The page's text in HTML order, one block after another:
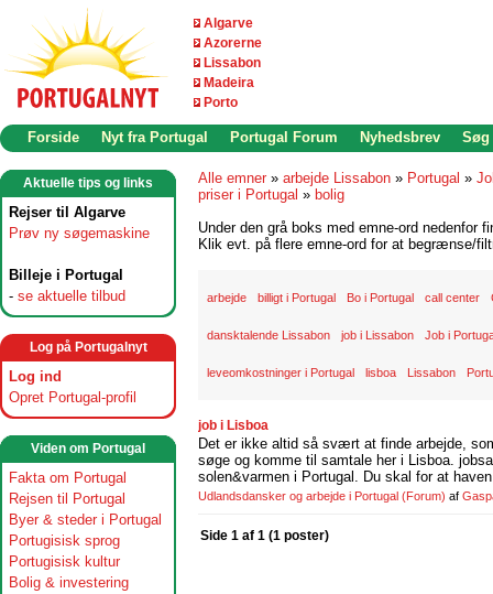
Algarve
Azorerne
Lissabon
Madeira
Porto
Forside Nyt fra Portugal Portugal Forum Nyhedsbrev Søg
Aktuelle tips og links
Rejser til Algarve
Prøv ny søgemaskine
Billeje i Portugal
- se aktuelle tilbud
Log på Portugalnyt
Log ind
Opret Portugal-profil
Viden om Portugal
Fakta om Portugal
Rejsen til Portugal
Byer & steder i Portugal
Portugisisk sprog
Portugisisk kultur
Bolig & investering
Alle emner » arbejde Lissabon » Portugal »
priser i Portugal » bolig
Under den grå boks med emne-ord nedenfor
Klik evt. på flere emne-ord for at begrænse/
arbejde billigt i Portugal Bo i Portugal call center
dansktalende Lissabon job i Lissabon Job i
leveomkostninger i Portugal lisboa Lissabon
job i Lisboa
Det er ikke altid så svært at finde arbejde,
søge og komme til samtale her i Lisboa.
solen&varmen i Portugal. Du skal for at
Udlandsdansker og arbejde i Portugal (Forum) af
Side 1 af 1 (1 poster)